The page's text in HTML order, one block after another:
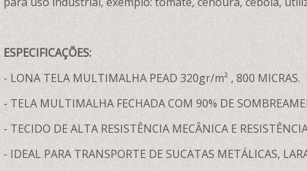
ESPECIFICAÇÕES:
- LONA TELA MULTIMALHA PEAD 320gr/m² , 800 MICRAS.
- TELA MULTIMALHA FECHADA COM 90% DE
- TECIDO DE ALTA RESISTÊNCIA MECÂNICA E
- IDEAL PARA TRANSPORTE DE SUCATAS METÁLICAS,